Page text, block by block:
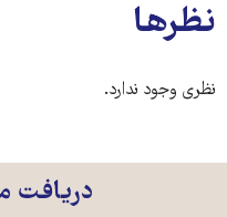
نظرها
نظری وجود ندارد.
دریافت